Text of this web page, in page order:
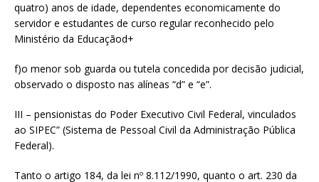
quatro) anos de idade, dependentes economicamente do
servidor e estudantes de curso regular reconhecido pelo
Ministério da Educaçãod+
f)o menor sob guarda ou tutela concedida por decisão judicial,
observado o disposto nas alíneas “d” e “e”.
III – pensionistas do Poder Executivo Civil Federal, vinculados
ao SIPEC” (Sistema de Pessoal Civil da Administração Pública
Federal).
Tanto o artigo 184, da lei nº 8.112/1990, quanto o art. 230 da